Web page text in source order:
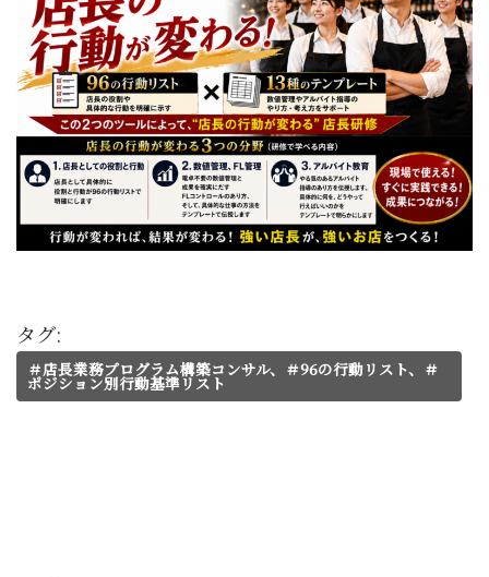
タグ:
＃店長業務プログラム構築コンサル、＃96の行動リスト、＃
ポジション別行動基準リスト